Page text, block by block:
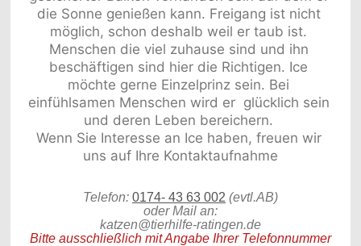
die Sonne genießen kann. Freigang ist nicht
möglich, schon deshalb weil er taub ist.
Menschen die viel zuhause sind und ihn
beschäftigen sind hier die Richtigen. Ice
möchte gerne Einzelprinz sein. Bei
einfühlsamen Menschen wird er  glücklich sein
und deren Leben bereichern.
Wenn Sie Interesse an Ice haben, freuen wir
Telefon: 0174- 43 63 002 (evtl.AB)
oder Mail an:
katzen@tierhilfe-ratingen.de
Bitte ausschließlich mit Angabe Ihrer Telefonnummer